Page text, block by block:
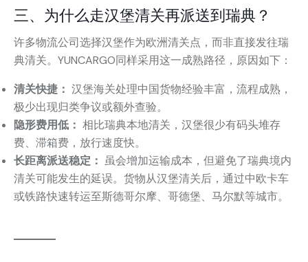
三、为什么走汉堡清关再派送到瑞典？
许多物流公司选择汉堡作为欧洲清关点，而非直接发往瑞
典清关。YUNCARGO同样采用这一成熟路径，原因如下：
清关快捷： 汉堡海关处理中国货物经验丰富，流程成熟，
极少出现归类争议或额外查验。
隐形费用低： 相比瑞典本地清关，汉堡很少有码头堆存
费、滞箱费，放行速度快。
长距离派送稳定： 虽会增加运输成本，但避免了瑞典境内
清关可能发生的延误。货物从汉堡清关后，通过中欧卡车
或铁路快速转运至斯德哥尔摩、哥德堡、马尔默等城市。